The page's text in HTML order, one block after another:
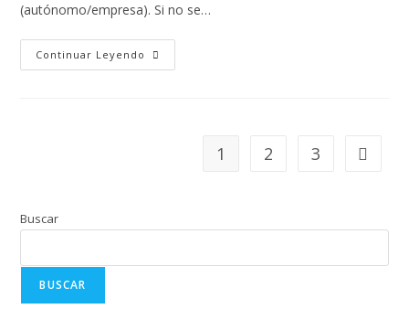
(autónomo/empresa). Si no se…
Continuar Leyendo
1 2 3
Buscar
BUSCAR